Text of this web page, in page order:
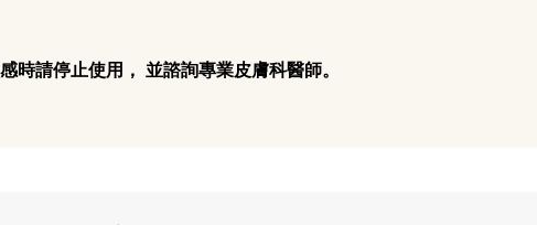
時請停止使用， 並諮詢專業皮膚科醫師。